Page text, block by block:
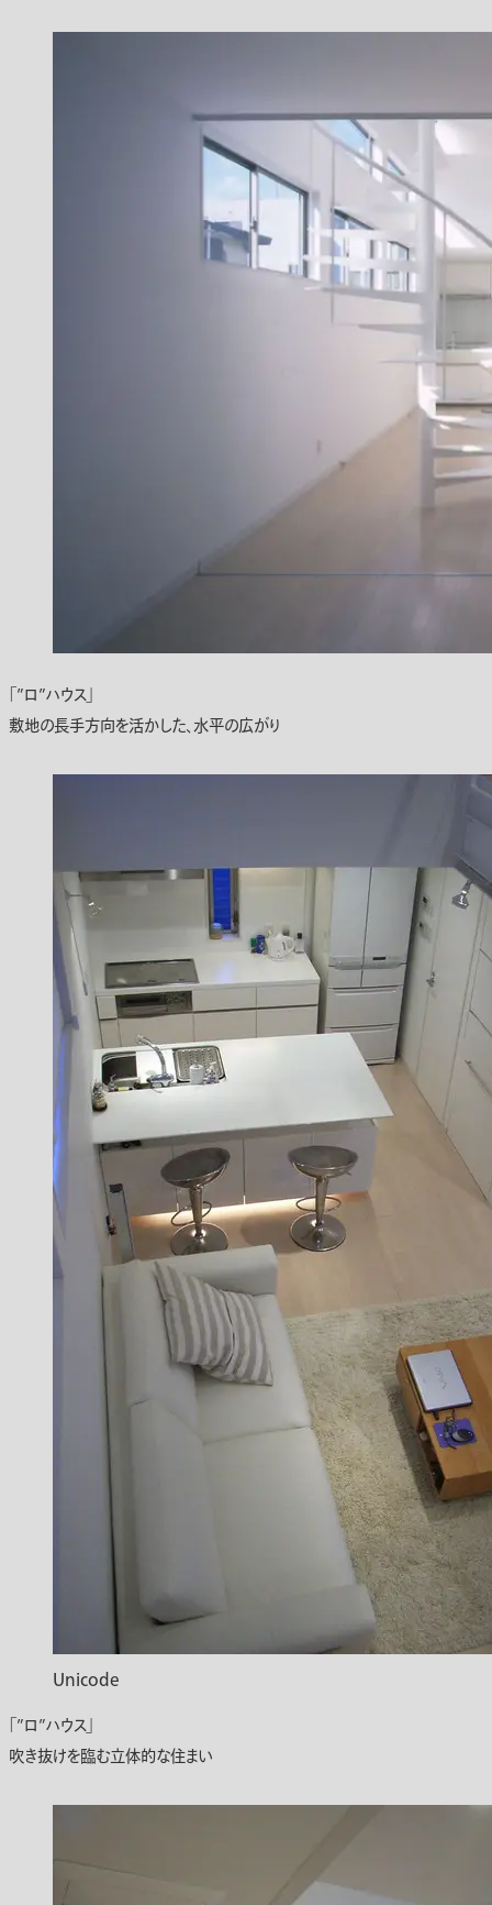
「”ロ”ハウス」
敷地の長手方向を活かした、水平の広がり
Unicode
「”ロ”ハウス」
吹き抜けを臨む立体的な住まい